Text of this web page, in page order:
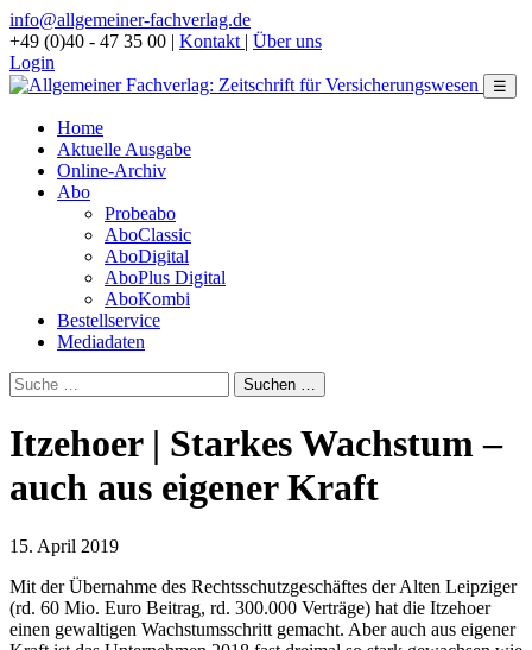
info@allgemeiner-fachverlag.de
+49 (0)40 - 47 35 00 | Kontakt | Über uns
Login
☰
Home
Aktuelle Ausgabe
Online-Archiv
Abo
Probeabo
AboClassic
AboDigital
AboPlus Digital
AboKombi
Bestellservice
Mediadaten
Itzehoer | Starkes Wachstum –
auch aus eigener Kraft
15. April 2019
Mit der Übernahme des Rechtsschutzgeschäftes der Alten Leipziger
(rd. 60 Mio. Euro Beitrag, rd. 300.000 Verträge) hat die Itzehoer
einen gewaltigen Wachstumsschritt gemacht. Aber auch aus eigener